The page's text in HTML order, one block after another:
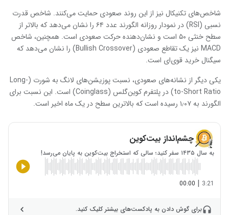
شاخص‌های تکنیکال نیز از این روند صعودی حمایت می‌کنند. شاخص قدرت
نسبی (RSI) در نمودار روزانه الگورند عدد ۶۴ را نشان می‌دهد که بالاتر از
سطح خنثی ۵۰ است و نشان‌دهنده حرکت صعودی است. همچنین، شاخص
MACD نیز یک تقاطع صعودی (Bullish Crossover) را نشان می‌دهد که
سیگنال خرید قوی‌ای است.
یکی دیگر از نشانه‌های صعودی، نسبت پوزیشن‌های لانگ به شورت (Long-
to-Short Ratio) در پلتفرم کوین‌گلس (Coinglass) است. این نسبت برای
الگورند به ۱٫۰۷ رسیده است که بالاترین سطح در یک ماه اخیر است.
چشم‌انداز بیت‌کوین
به سال ۱۴۳۵ سفر کنید؛ سالی که استخراج بیت‌کوین به پایان می‌رسد!
3:21
|
00:00
برای گوش دادن به پادکست‌های بیشتر کلیک کنید.